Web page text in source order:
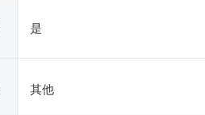
是
其他